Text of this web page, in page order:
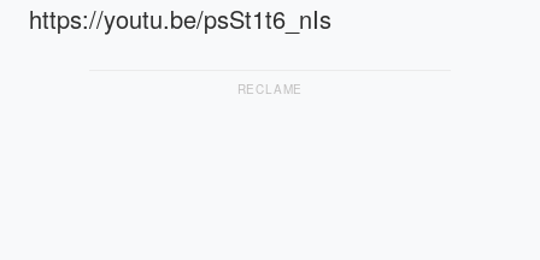
https://youtu.be/psSt1t6_nIs
RECLAME